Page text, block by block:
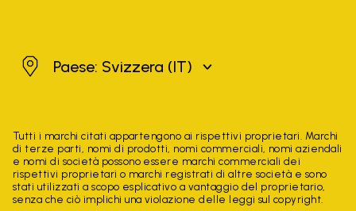
SvizzeraPaese: Svizzera (IT)
Tutti i marchi citati appartengono ai rispettivi proprietari. Marchi
di terze parti, nomi di prodotti, nomi commerciali, nomi aziendali
e nomi di società possono essere marchi commerciali dei
rispettivi proprietari o marchi registrati di altre società e sono
stati utilizzati a scopo esplicativo a vantaggio del proprietario,
senza che ciò implichi una violazione delle leggi sul copyright.